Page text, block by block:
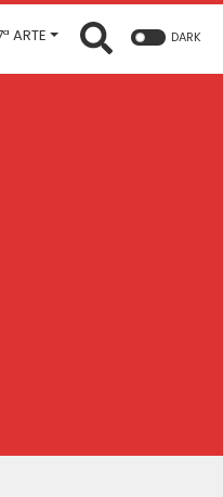
ARTE DARK